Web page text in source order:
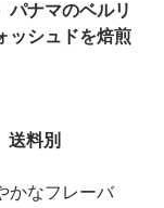
パナマのベルリ
ッシュドを焙煎
送料別
かなフレーバ